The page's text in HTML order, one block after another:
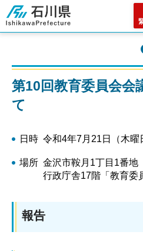
石川県
第10回教育委員会会
て
日時 令和4年7月21日（木曜
場所 金沢市鞍月1丁目1番地
行政庁舎17階「教育委員
報告